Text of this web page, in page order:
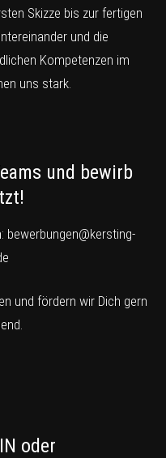
Skizze bis zur fertigen
und die
Kompetenzen im
uns stark.
und bewirb
bewerbungen@kersting-
und fördern wir Dich gern
oder